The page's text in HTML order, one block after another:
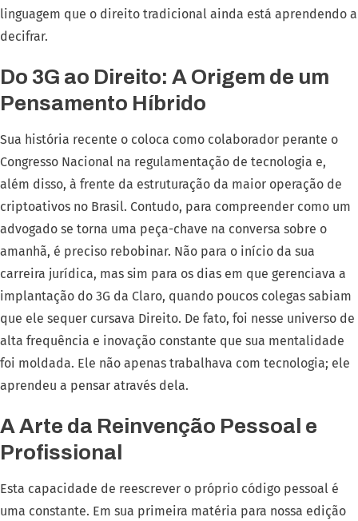
linguagem que o direito tradicional ainda está aprendendo a
decifrar.
Do 3G ao Direito: A Origem de um
Pensamento Híbrido
Sua história recente o coloca como colaborador perante o
Congresso Nacional na regulamentação de tecnologia e,
além disso, à frente da estruturação da maior operação de
criptoativos no Brasil. Contudo, para compreender como um
advogado se torna uma peça-chave na conversa sobre o
amanhã, é preciso rebobinar. Não para o início da sua
carreira jurídica, mas sim para os dias em que gerenciava a
implantação do 3G da Claro, quando poucos colegas sabiam
que ele sequer cursava Direito. De fato, foi nesse universo de
alta frequência e inovação constante que sua mentalidade
foi moldada. Ele não apenas trabalhava com tecnologia; ele
aprendeu a pensar através dela.
A Arte da Reinvenção Pessoal e
Profissional
Esta capacidade de reescrever o próprio código pessoal é
uma constante. Em sua primeira matéria para nossa edição